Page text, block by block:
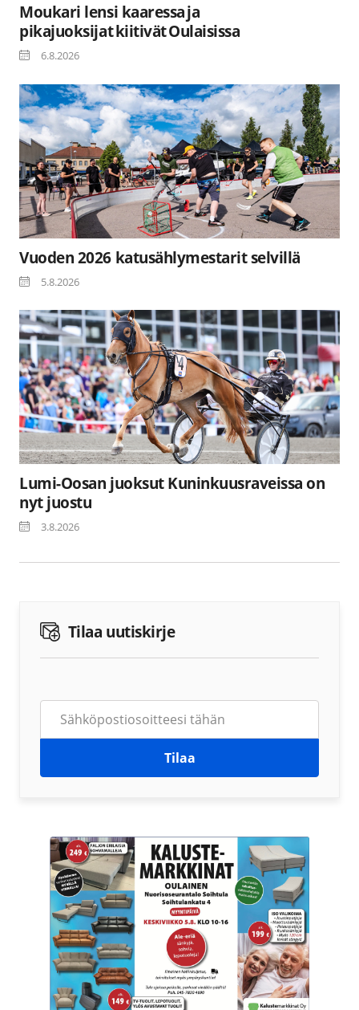
Moukari lensi kaaressa ja
pikajuoksijat kiitivät Oulaisissa
6.8.2026
Vuoden 2026 katusählymestarit selvillä
5.8.2026
Lumi-Oosan juoksut Kuninkuusraveissa on
nyt juostu
3.8.2026
Tilaa uutiskirje
Tilaa